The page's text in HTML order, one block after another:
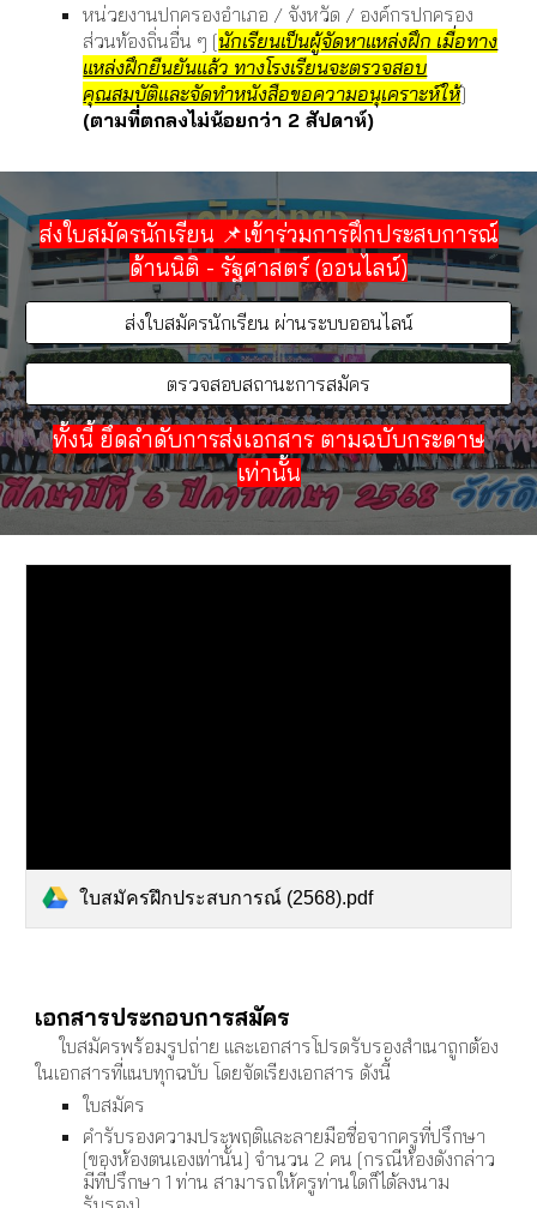
หน่วยงานปกครองอำเภอ / จังหวัด / องค์กรปกครอง
ส่วนท้องถิ่นอื่น ๆ [นักเรียนเป็นผู้จัดหาแหล่งฝึก เมื่อทาง
แหล่งฝึกยืนยันแล้ว ทางโรงเรียนจะตรวจสอบ
คุณสมบัติและจัดทำหนังสือขอความอนุเคราะห์ให้]
(ตามที่ตกลงไม่น้อยกว่า 2 สัปดาห์)
ส่งใบสมัครนักเรียน 📌เข้าร่วมการฝึกประสบการณ์
ด้านนิติ - รัฐศาสตร์ (ออนไลน์)
ส่งใบสมัครนักเรียน ผ่านระบบออนไลน์
ตรวจสอบสถานะการสมัคร
ทั้งนี้ ยึดลำดับการส่งเอกสาร ตามฉบับกระดาษ
เท่านั้น
ใบสมัครฝึกประสบการณ์ (2568).pdf
เอกสารประกอบการสมัคร
ใบสมัครพร้อมรูปถ่าย และเอกสารโปรดรับรองสำเนาถูกต้อง
ในเอกสารที่แนบทุกฉบับ โดยจัดเรียงเอกสาร ดังนี้
ใบสมัคร
คำรับรองความประพฤติและลายมือชื่อจากครูที่ปรึกษา
[ของห้องตนเองเท่านั้น] จำนวน 2 คน [กรณีห้องดังกล่าว
มีที่ปรึกษา 1 ท่าน สามารถให้ครูท่านใดก็ได้ลงนาม